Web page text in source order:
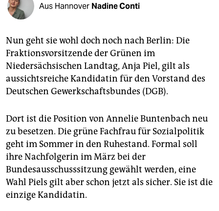
fragen & hilfe
abo
genossenschaft
epaper login
Aus Hannover Nadine Conti
Nun geht sie wohl doch noch nach Berlin: Die
Fraktionsvorsitzende der Grünen im
Niedersächsischen Landtag, Anja Piel, gilt als
aussichtsreiche Kandidatin für den Vorstand des
Deutschen Gewerkschaftsbundes (DGB).
Dort ist die Position von Annelie Buntenbach neu
zu besetzen. Die grüne Fachfrau für Sozialpolitik
geht im Sommer in den Ruhestand. Formal soll
ihre Nachfolgerin im März bei der
Bundesausschusssitzung gewählt werden, eine
Wahl Piels gilt aber schon jetzt als sicher. Sie ist die
einzige Kandidatin.